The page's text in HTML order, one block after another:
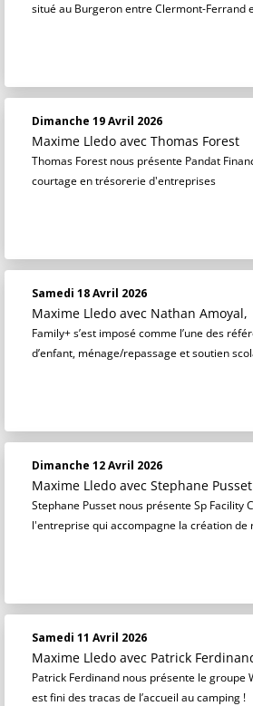
situé au Burgeron entre Clermont-Ferrand
Dimanche 19 Avril 2026
Maxime Lledo avec Thomas Forest
Thomas Forest nous présente Pandat
courtage en trésorerie d'entreprises
Samedi 18 Avril 2026
Maxime Lledo avec Nathan Amoyal,
Family+ s’est imposé comme l’une des
d’enfant, ménage/repassage et soutien
Dimanche 12 Avril 2026
Maxime Lledo avec Stephane Pusset
Stephane Pusset nous présente Sp Facility
l'entreprise qui accompagne la création de
Samedi 11 Avril 2026
Maxime Lledo avec Patrick
Patrick Ferdinand nous présente le groupe
est fini des tracas de l’accueil au camping !